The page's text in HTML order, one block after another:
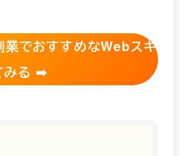
業でおすすめなWebスキ
みる ➡︎